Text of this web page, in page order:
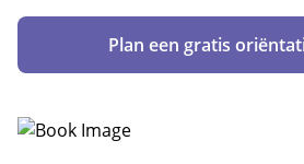
Plan een gratis